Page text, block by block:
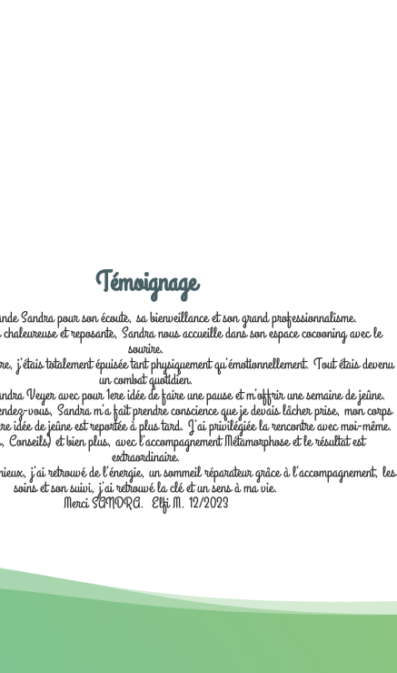
Témoignage
Sandra pour son écoute, sa bienveillance et son grand professionnalisme.
et reposante, Sandra nous accueille dans son espace cocooning avec le
sourire.
totalement épuisée tant physiquement qu’émotionnellement. Tout étais devenu
un combat quotidien.
Veyer avec pour 1ere idée de faire une pause et m’offrir une semaine de jeûne.
vous, Sandra m’a fait prendre conscience que je devais lâcher prise, mon corps
idée de jeûne est reportée à plus tard. J’ai privilégiée la rencontre avec moi-même.
Conseils) et bien plus, avec l’accompagnement Métamorphose et le résultat est
extraordinaire.
j’ai retrouvé de l’énergie, un sommeil réparateur grâce à l’accompagnement, les
soins et son suivi, j’ai retrouvé la clé et un sens à ma vie.
Merci SANDRA. Elfi M. 12/2023